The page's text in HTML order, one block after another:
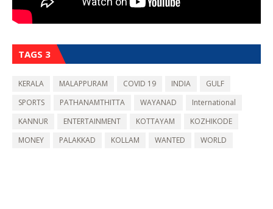
TAGS 3
KERALA MALAPPURAM COVID 19 INDIA
GULF
SPORTS
PATHANAMTHITTA WAYANAD
International
KANNUR
ENTERTAINMENT KOTTAYAM
KOZHIKODE
MONEY
PALAKKAD KOLLAM WANTED WORLD